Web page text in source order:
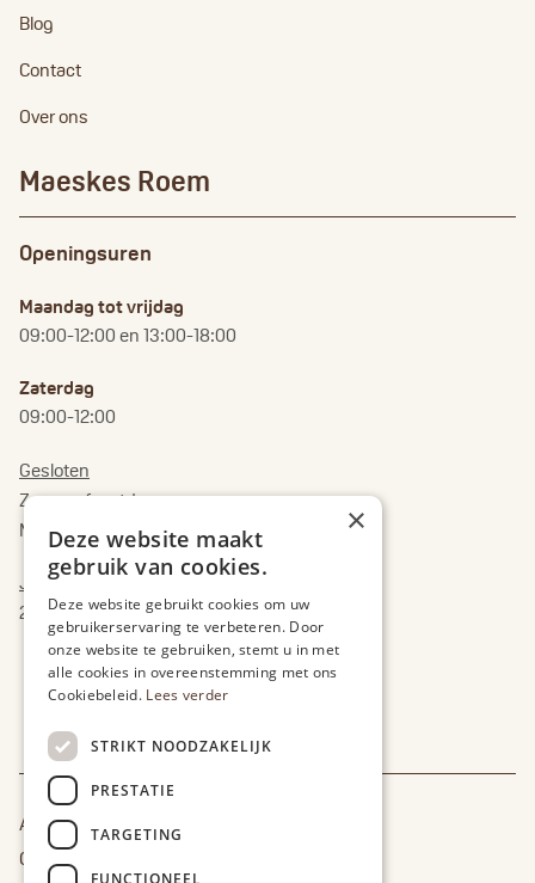
Blog
Contact
Over ons
Maeskes Roem
Openingsuren
Maandag tot vrijdag
09:00-12:00 en 13:00-18:00
Zaterdag
09:00-12:00
Gesloten
Zon- en feestdagen
Maandag 17 augustus
Jaarlijks verlof:
20 juli tem 2 augustus
Algemene Voorwaarden
Cookie Policy
×
Deze website maakt
gebruik van cookies.
Deze website gebruikt cookies om uw
gebruikerservaring te verbeteren. Door
onze website te gebruiken, stemt u in met
alle cookies in overeenstemming met ons
Cookiebeleid. Lees verder
STRIKT NOODZAKELIJK
PRESTATIE
TARGETING
FUNCTIONEEL